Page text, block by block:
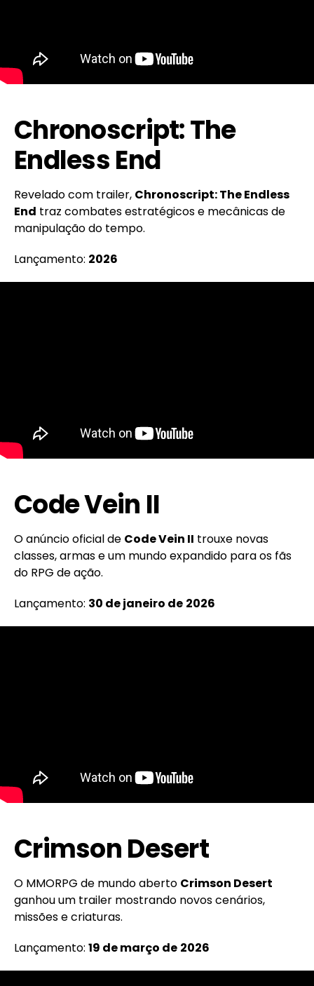
Chronoscript: The
Endless End
Revelado com trailer, Chronoscript: The Endless
End traz combates estratégicos e mecânicas de
manipulação do tempo.
Lançamento: 2026
Code Vein II
O anúncio oficial de Code Vein II trouxe novas
classes, armas e um mundo expandido para os fãs
do RPG de ação.
Lançamento: 30 de janeiro de 2026
Crimson Desert
O MMORPG de mundo aberto Crimson Desert
ganhou um trailer mostrando novos cenários,
missões e criaturas.
Lançamento: 19 de março de 2026